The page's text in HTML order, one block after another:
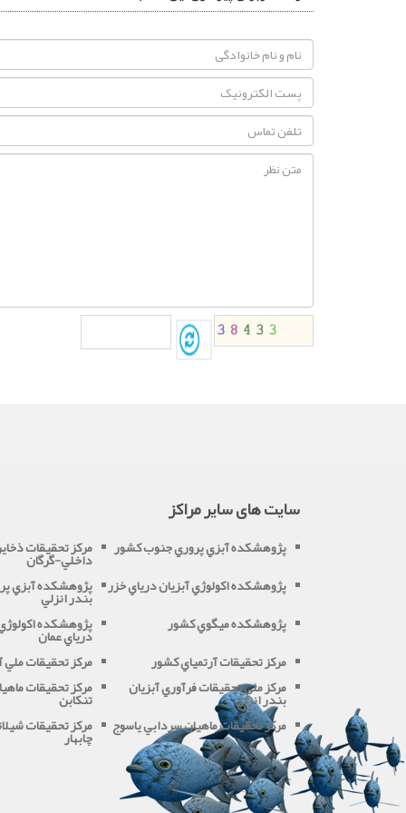
سایت های سایر مراکز
پژوهشکده آبزي پروري جنوب کشور مرکز تحقيقات
داخلي-گرگان
پژوهشکده اکولوژي آبزيان درياي خزر
پژوهشکده آبزي
بندر انزلي
پژوهشکده ميگوي کشور
پژوهشکده
درياي عمان
مرکز تحقيقات آرتمياي کشور
مرکز تحقيقات ملي
مرکز ملي تحقيقات فرآوري آبزيان
بندر انزلي مرکز تحقيقات
تنکابن
مرکز تحقيقات ماهيان سردابي ياسوج
مرکز تحقيقات
چابهار